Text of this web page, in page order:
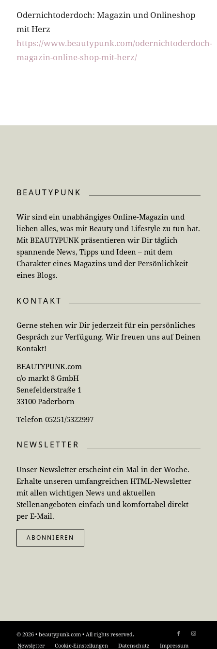
Odernichtoderdoch: Magazin und Onlineshop
mit Herz
https://www.beautypunk.com/odernichtoderdoch-
magazin-online-shop-mit-herz/
BEAUTYPUNK
Wir sind ein unabhängiges Online-Magazin und
lieben alles, was mit Beauty und Lifestyle zu tun hat.
Mit BEAUTYPUNK präsentieren wir Dir täglich
spannende News, Tipps und Ideen – mit dem
Charakter eines Magazins und der Persönlichkeit
eines Blogs.
KONTAKT
Gerne stehen wir Dir jederzeit für ein persönliches
Gespräch zur Verfügung. Wir freuen uns auf Deinen
Kontakt!
BEAUTYPUNK.com
c/o markt 8 GmbH
Senefelderstraße 1
33100 Paderborn
Telefon 05251/5322997
NEWSLETTER
Unser Newsletter erscheint ein Mal in der Woche.
Erhalte unseren umfangreichen HTML-Newsletter
mit allen wichtigen News und aktuellen
Stellenangeboten einfach und komfortabel direkt
per E-Mail.
ABONNIEREN
© 2026 • beautypunk.com • All rights reserved.
Newsletter
Cookie-Einstellungen Datenschutz Impressum